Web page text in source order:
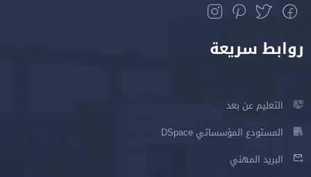
روابط سريعة
التعليم عن بعد
المستودع المؤسساتي DSpace
البريد المهني